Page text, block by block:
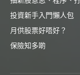
投資新手入門懶人包
月供股票好唔好？
保險知多啲